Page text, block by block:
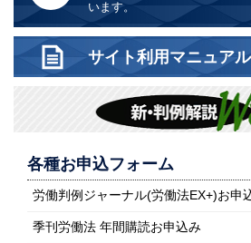
います。
サイト利用マニュアル
各種お申込フォーム
労働判例ジャーナル(労働法EX+)お申
季刊労働法 年間購読お申込み